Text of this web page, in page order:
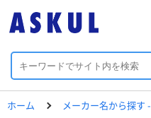
ホーム メーカー名から探す -